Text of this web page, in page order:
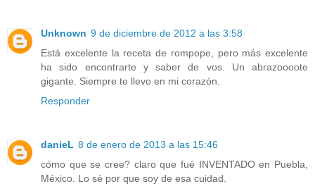
Unknown 9 de diciembre de 2012 a las 3:58
Está excelente la receta de rompope, pero más excelente
ha sido encontrarte y saber de vos. Un abrazoooote
gigante. Siempre te llevo en mi corazón.
Responder
danieL 8 de enero de 2013 a las 15:46
cómo que se cree? claro que fué INVENTADO en Puebla,
México. Lo sé por que soy de esa cuidad.